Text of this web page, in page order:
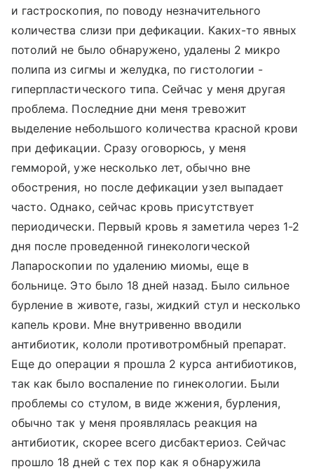
и гастроскопия, по поводу незначительного
количества слизи при дефикации. Каких-то явных
потолий не было обнаружено, удалены 2 микро
полипа из сигмы и желудка, по гистологии -
гиперпластического типа. Сейчас у меня другая
проблема. Последние дни меня тревожит
выделение небольшого количества красной крови
при дефикации. Сразу оговорюсь, у меня
гемморой, уже несколько лет, обычно вне
обострения, но после дефикации узел выпадает
часто. Однако, сейчас кровь присутствует
периодически. Первый кровь я заметила через 1-2
дня после проведенной гинекологической
Лапароскопии по удалению миомы, еще в
больнице. Это было 18 дней назад. Было сильное
бурление в животе, газы, жидкий стул и несколько
капель крови. Мне внутривенно вводили
антибиотик, кололи противотромбный препарат.
Еще до операции я прошла 2 курса антибиотиков,
так как было воспаление по гинекологии. Были
проблемы со стулом, в виде жжения, бурления,
обычно так у меня проявлялась реакция на
антибиотик, скорее всего дисбактериоз. Сейчас
прошло 18 дней с тех пор как я обнаружила